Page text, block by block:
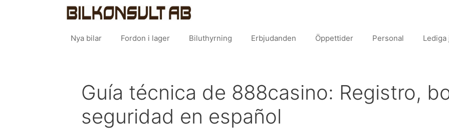
Nya bilar Fordon i lager Biluthyrning Erbjudanden Öppettider Personal Lediga
Guía técnica de 888casino: Registro,
seguridad en español